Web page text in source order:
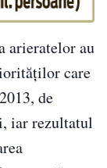
arieratelor au
care
de
iar rezultatul